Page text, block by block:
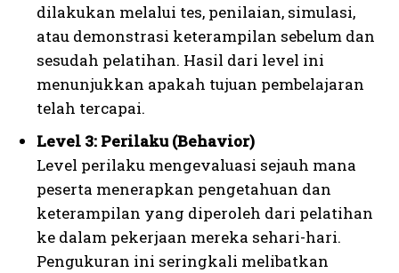
dilakukan melalui tes, penilaian, simulasi,
atau demonstrasi keterampilan sebelum dan
sesudah pelatihan. Hasil dari level ini
menunjukkan apakah tujuan pembelajaran
telah tercapai.
Level 3: Perilaku (Behavior)
Level perilaku mengevaluasi sejauh mana
peserta menerapkan pengetahuan dan
keterampilan yang diperoleh dari pelatihan
ke dalam pekerjaan mereka sehari-hari.
Pengukuran ini seringkali melibatkan